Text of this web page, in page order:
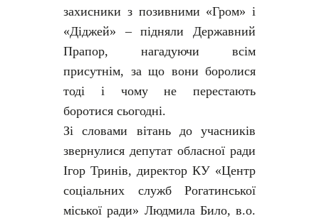
захисники з позивними «Гром» і
«Діджей» – підняли Державний
Прапор, нагадуючи всім
присутнім, за що вони боролися
тоді і чому не перестають
боротися сьогодні.
Зі словами вітань до учасників
звернулися депутат обласної ради
Ігор Тринів, директор КУ «Центр
соціальних служб Рогатинської
міської ради» Людмила Било, в.о.